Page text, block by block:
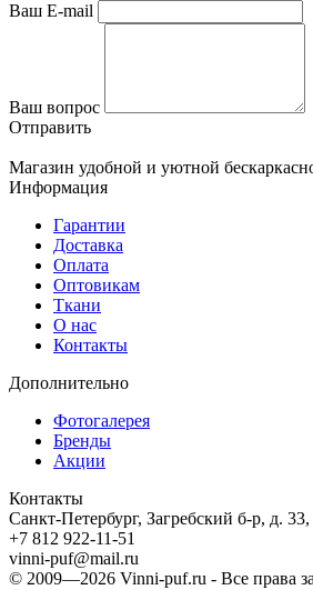
Ваш E-mail
Ваш вопрос
Отправить
Магазин удобной и уютной
Информация
Гарантии
Доставка
Оплата
Оптовикам
Ткани
О нас
Контакты
Дополнительно
Фотогалерея
Бренды
Акции
Контакты
Санкт-Петербург, Загребский б-р, д.
+7 812 922-11-51
vinni-puf@mail.ru
© 2009—2026 Vinni-puf.ru - Все